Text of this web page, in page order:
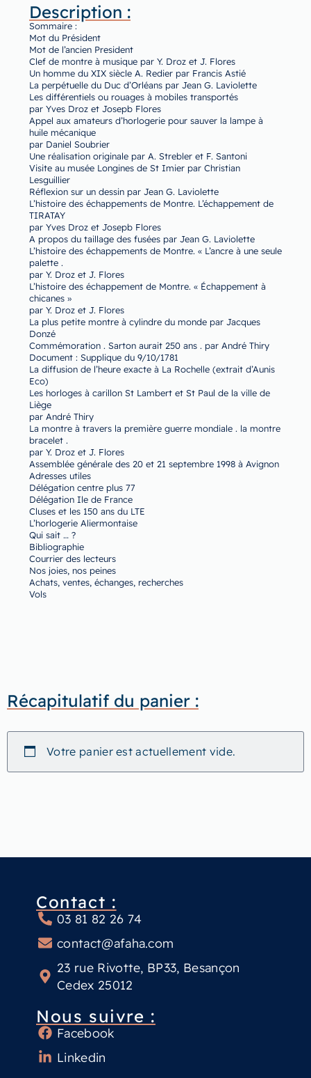
Description :
Sommaire :
Mot du Président
Mot de l’ancien President
Clef de montre à musique par Y. Droz et J. Flores
Un homme du XIX siècle A. Redier par Francis Astié
La perpétuelle du Duc d’Orléans par Jean G. Laviolette
Les différentiels ou rouages à mobiles transportés
par Yves Droz et Josepb Flores
Appel aux amateurs d’horlogerie pour sauver la lampe à
huile mécanique
par Daniel Soubrier
Une réalisation originale par A. Strebler et F. Santoni
Visite au musée Longines de St Imier par Christian
Lesguillier
Réflexion sur un dessin par Jean G. Laviolette
L’histoire des échappements de Montre. L’échappement de
TIRATAY
par Yves Droz et Josepb Flores
A propos du taillage des fusées par Jean G. Laviolette
L’histoire des échappements de Montre. « L’ancre à une seule
palette .
par Y. Droz et J. Flores
L’histoire des échappement de Montre. « Échappement à
chicanes »
par Y. Droz et J. Flores
La plus petite montre à cylindre du monde par Jacques
Donzé
Commémoration . Sarton aurait 250 ans . par André Thiry
Document : Supplique du 9/10/1781
La diffusion de l’heure exacte à La Rochelle (extrait d’Aunis
Eco)
Les horloges à carillon St Lambert et St Paul de la ville de
Liège
par André Thiry
La montre à travers la première guerre mondiale . la montre
bracelet .
par Y. Droz et J. Flores
Assemblée générale des 20 et 21 septembre 1998 à Avignon
Adresses utiles
Délégation centre plus 77
Délégation Ile de France
Cluses et les 150 ans du LTE
L’horlogerie Aliermontaise
Qui sait … ?
Bibliographie
Courrier des lecteurs
Nos joies, nos peines
Achats, ventes, échanges, recherches
Vols
Récapitulatif du panier :
Votre panier est actuellement vide.
Contact :
03 81 82 26 74
contact@afaha.com
23 rue Rivotte, BP33, Besançon
Cedex 25012
Nous suivre :
Facebook
Linkedin